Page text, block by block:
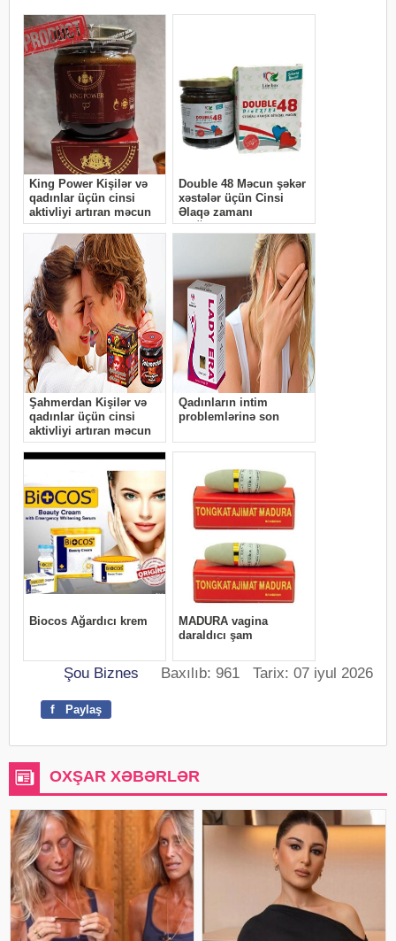
Şou Biznes Baxılıb: 961 Tarix: 07 iyul 2026
f Paylaş
OXŞAR XƏBƏRLƏR